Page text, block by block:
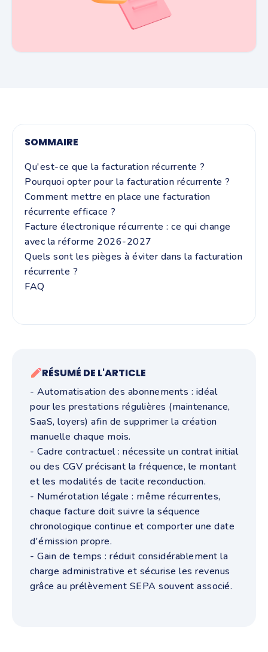
SOMMAIRE
Qu'est-ce que la facturation récurrente ?
Pourquoi opter pour la facturation récurrente ?
Comment mettre en place une facturation
récurrente efficace ?
Facture électronique récurrente : ce qui change
avec la réforme 2026-2027
Quels sont les pièges à éviter dans la facturation
récurrente ?
FAQ
RÉSUMÉ DE L'ARTICLE
- Automatisation des abonnements : idéal
pour les prestations régulières (maintenance,
SaaS, loyers) afin de supprimer la création
manuelle chaque mois.
- Cadre contractuel : nécessite un contrat initial
ou des CGV précisant la fréquence, le montant
et les modalités de tacite reconduction.
- Numérotation légale : même récurrentes,
chaque facture doit suivre la séquence
chronologique continue et comporter une date
d'émission propre.
- Gain de temps : réduit considérablement la
charge administrative et sécurise les revenus
grâce au prélèvement SEPA souvent associé.